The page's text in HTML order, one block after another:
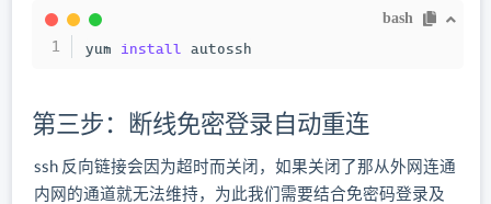
bash
yum install autossh
第三步：断线免密登录自动重连
ssh 反向链接会因为超时而关闭，如果关闭了那从外网连通
内网的通道就无法维持，为此我们需要结合免密码登录及